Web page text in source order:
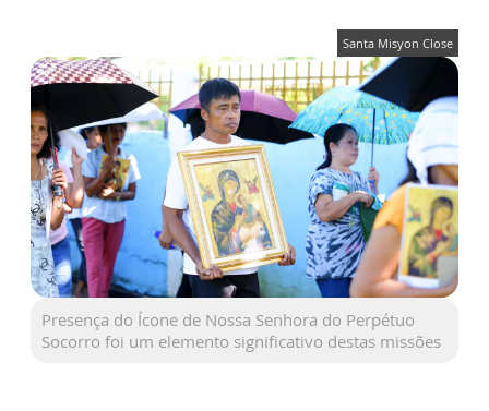
Santa Misyon Close
Presença do Ícone de Nossa Senhora do Perpétuo
Socorro foi um elemento significativo destas missões